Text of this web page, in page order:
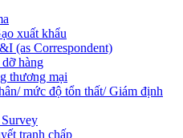
xuất khẩu
(as Correspondent)
hàng
thương mại
mức độ tổn thất/ Giám định
tranh chấp